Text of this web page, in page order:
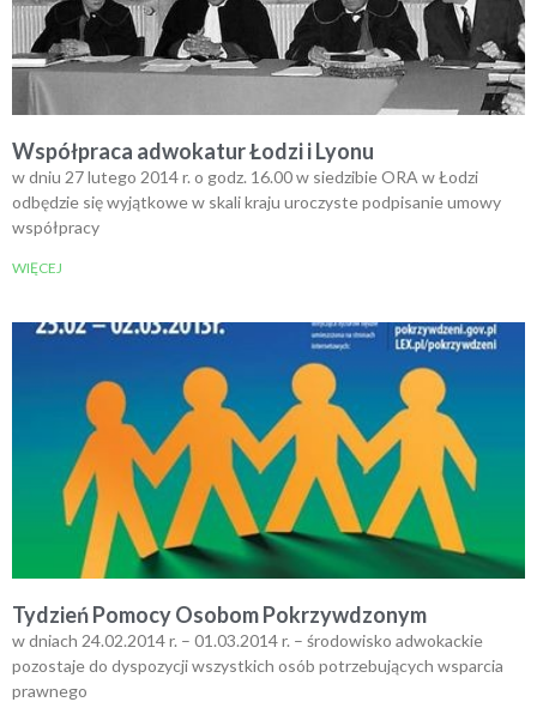
Współpraca adwokatur Łodzi i Lyonu
w dniu 27 lutego 2014 r. o godz. 16.00 w siedzibie ORA w Łodzi
odbędzie się wyjątkowe w skali kraju uroczyste podpisanie umowy
współpracy
WIĘCEJ
Tydzień Pomocy Osobom Pokrzywdzonym
w dniach 24.02.2014 r. – 01.03.2014 r. – środowisko adwokackie
pozostaje do dyspozycji wszystkich osób potrzebujących wsparcia
prawnego